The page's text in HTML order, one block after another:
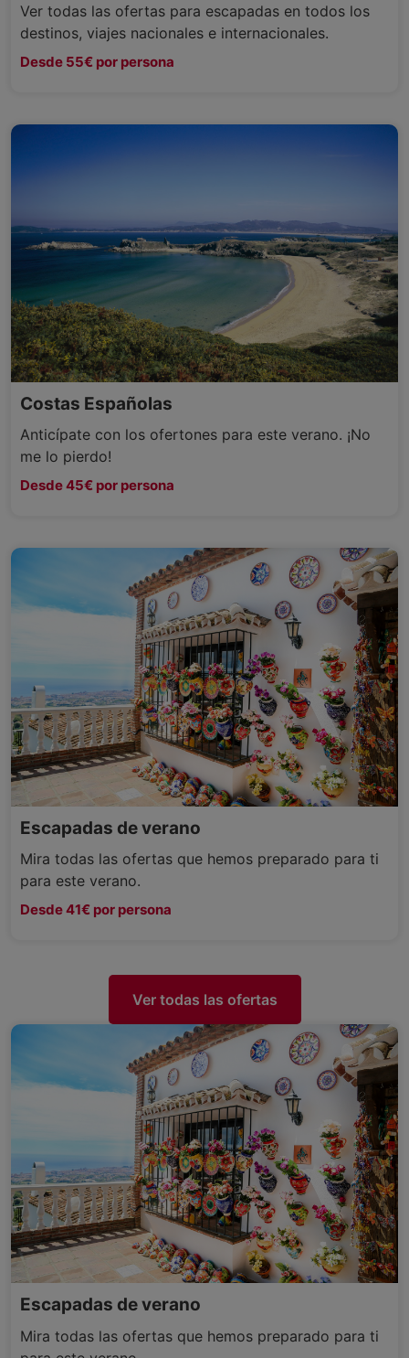
Ver todas las ofertas para escapadas en todos los
destinos, viajes nacionales e internacionales.
Desde 55€ por persona
Costas Españolas
Anticípate con los ofertones para este verano. ¡No
me lo pierdo!
Desde 45€ por persona
Escapadas de verano
Mira todas las ofertas que hemos preparado para ti
para este verano.
Desde 41€ por persona
Ver todas las ofertas
Escapadas de verano
Mira todas las ofertas que hemos preparado para ti